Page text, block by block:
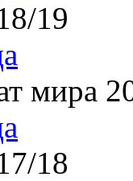
19
мира
18